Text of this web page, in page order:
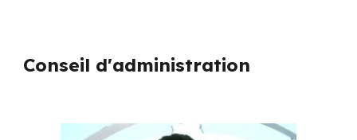
Conseil d'administration